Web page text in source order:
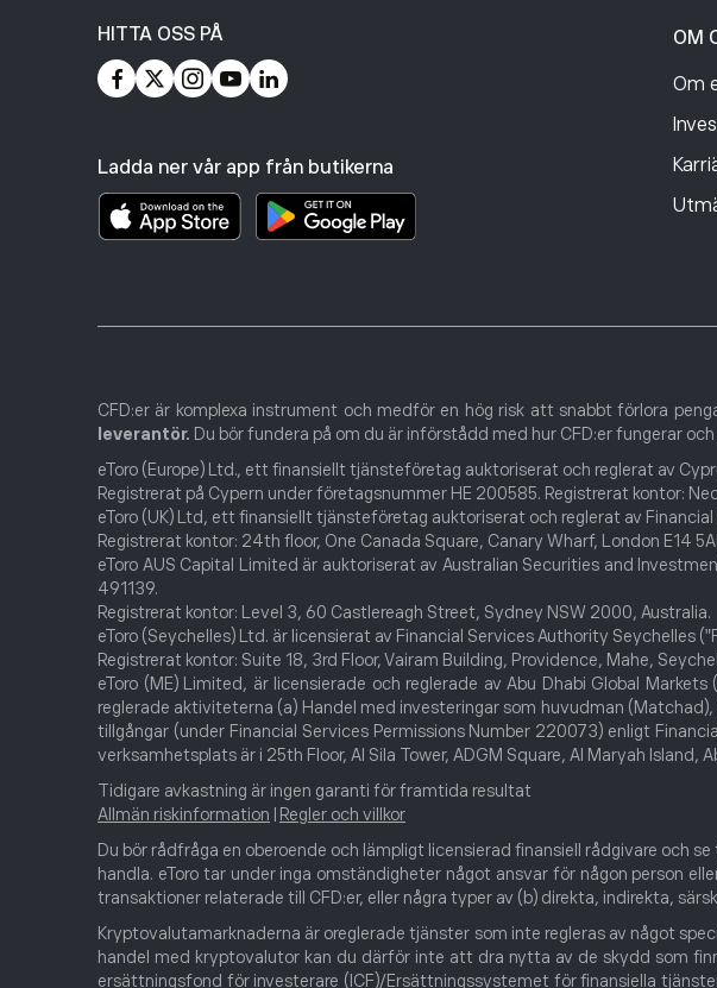
HITTA OSS PÅ
Ladda ner vår app från butikerna
OM
Om
CFD:er är komplexa instrument och medför en hög risk att snabbt förlora
leverantör. Du bör fundera på om du är införstådd med hur CFD:er fungerar
eToro (Europe) Ltd., ett finansiellt tjänsteföretag auktoriserat och reglerat av
Registrerat på Cypern under företagsnummer HE 200585. Registrerat kontor:
eToro (UK) Ltd, ett finansiellt tjänsteföretag auktoriserat och reglerat av
Registrerat kontor: 24th floor, One Canada Square, Canary Wharf, London E14
eToro AUS Capital Limited är auktoriserat av Australian Securities and
491139.
Registrerat kontor: Level 3, 60 Castlereagh Street, Sydney NSW 2000, Australia.
eToro (Seychelles) Ltd. är licensierat av Financial Services Authority
Registrerat kontor: Suite 18, 3rd Floor, Vairam Building, Providence, Mahe,
eToro (ME) Limited, är licensierade och reglerade av Abu Dhabi Global
reglerade aktiviteterna (a) Handel med investeringar som huvudman
tillgångar (under Financial Services Permissions Number 220073) enligt
verksamhetsplats är i 25th Floor, Al Sila Tower, ADGM Square, Al Maryah Island,
Tidigare avkastning är ingen garanti för framtida resultat
Allmän riskinformation
Regler och villkor
Du bör rådfråga en oberoende och lämpligt licensierad finansiell rådgivare och
handla. eToro tar under inga omständigheter något ansvar för någon person
transaktioner relaterade till CFD:er, eller några typer av (b) direkta, indirekta,
Kryptovalutamarknaderna är oreglerade tjänster som inte regleras av något
handel med kryptovalutor kan du därför inte att dra nytta av de skydd som
ersättningsfond för investerare (ICF)/Ersättningssystemet för finansiella